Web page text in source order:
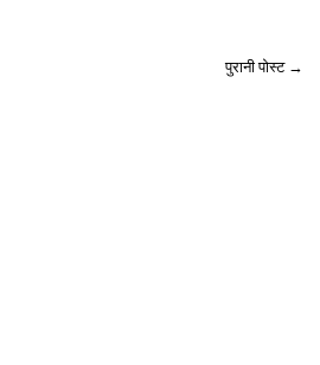
पुरानी पोस्ट →